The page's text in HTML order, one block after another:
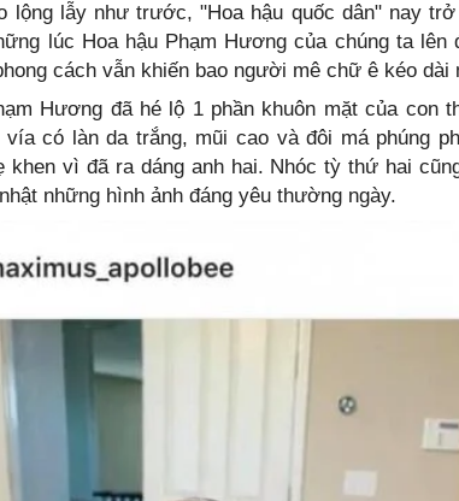
lộng lẫy như trước, "Hoa hậu quốc dân" nay
lúc Hoa hậu Phạm Hương của chúng ta
cách vẫn khiến bao người mê chữ ê kéo dài
Hương đã hé lộ 1 phần khuôn mặt của con
có làn da trắng, mũi cao và đôi má phúng
khen vì đã ra dáng anh hai. Nhóc tỳ thứ hai
những hình ảnh đáng yêu thường ngày.